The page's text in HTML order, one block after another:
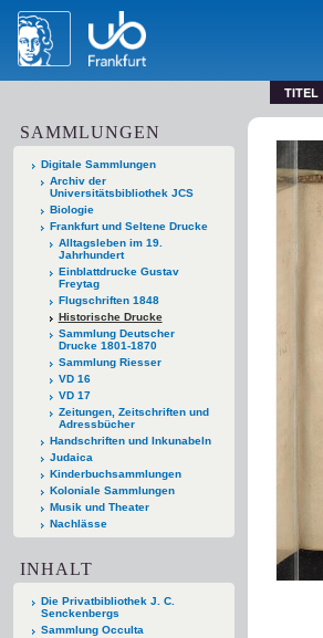
TITEL
SAMMLUNGEN
Digitale Sammlungen
Archiv der
Universitätsbibliothek JCS
Biologie
Frankfurt und Seltene Drucke
Alltagsleben im 19.
Jahrhundert
Einblattdrucke Gustav
Freytag
Flugschriften 1848
Historische Drucke
Sammlung Deutscher
Drucke 1801-1870
Sammlung Riesser
VD 16
VD 17
Zeitungen, Zeitschriften und
Adressbücher
Handschriften und Inkunabeln
Judaica
Kinderbuchsammlungen
Koloniale Sammlungen
Musik und Theater
Nachlässe
INHALT
Die Privatbibliothek J. C.
Senckenbergs
Sammlung Occulta